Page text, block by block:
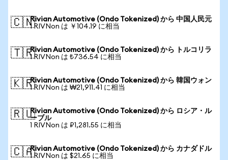
🇨🇳Rivian Automotive (Ondo Tokenized) から 中国人民元
1 RIVNon は ￥104.19 に相当
🇹🇷Rivian Automotive (Ondo Tokenized) から トルコリラ
1 RIVNon は ₺736.54 に相当
🇰🇷Rivian Automotive (Ondo Tokenized) から 韓国ウォン
1 RIVNon は ₩21,911.41 に相当
🇷🇺Rivian Automotive (Ondo Tokenized) から ロシア・ル
ーブル
1 RIVNon は ₽1,281.55 に相当
🇨🇦Rivian Automotive (Ondo Tokenized) から カナダドル
1 RIVNon は $21.65 に相当